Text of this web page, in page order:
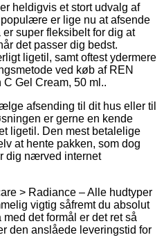
heldigvis et stort udvalg af
er lige nu at afsende
super fleksibelt for dig at
det passer dig bedst.
ligetil, samt oftest ydermere
ved køb af REN
Gel Cream, 50 ml..
afsending til dit hus eller til
er gerne en kende
ligetil. Den mest betalelige
at hente pakken, som dog
dig nærved internet
> Radiance – Alle hudtyper
vigtig såfremt du absolut
det formål er det ret så
den anslåede leveringstid for